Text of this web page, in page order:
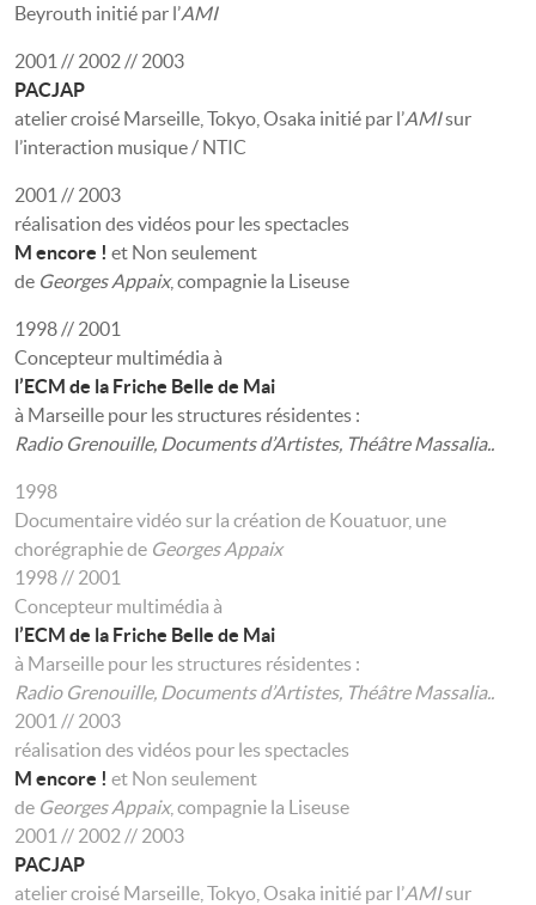
Beyrouth initié par l’AMI
2001 // 2002 // 2003
PACJAP
atelier croisé Marseille, Tokyo, Osaka initié par l’AMIsur
l’interaction musique / NTIC
2001 // 2003
réalisation des vidéos pour les spectacles
M encore ! et Non seulement
de Georges Appaix, compagnie la Liseuse
1998 // 2001
Concepteur multimédia à
l’ECM de la Friche Belle de Mai
à Marseille pour les structures résidentes :
Radio Grenouille, Documents d’Artistes, Théâtre Massalia..
1998
Documentaire vidéo sur la création de Kouatuor, une
chorégraphie de Georges Appaix
1998 // 2001
Concepteur multimédia à
l’ECM de la Friche Belle de Mai
à Marseille pour les structures résidentes :
Radio Grenouille, Documents d’Artistes, Théâtre Massalia..
2001 // 2003
réalisation des vidéos pour les spectacles
M encore ! et Non seulement
de Georges Appaix, compagnie la Liseuse
2001 // 2002 // 2003
PACJAP
atelier croisé Marseille, Tokyo, Osaka initié par l’AMIsur